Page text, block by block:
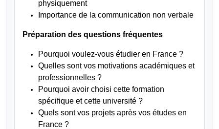
physiquement
Importance de la communication non verbale
Préparation des questions fréquentes
Pourquoi voulez-vous étudier en France ?
Quelles sont vos motivations académiques et
professionnelles ?
Pourquoi avoir choisi cette formation
spécifique et cette université ?
Quels sont vos projets après vos études en
France ?